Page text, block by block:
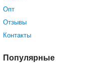
Опт
Отзывы
Контакты
Популярные